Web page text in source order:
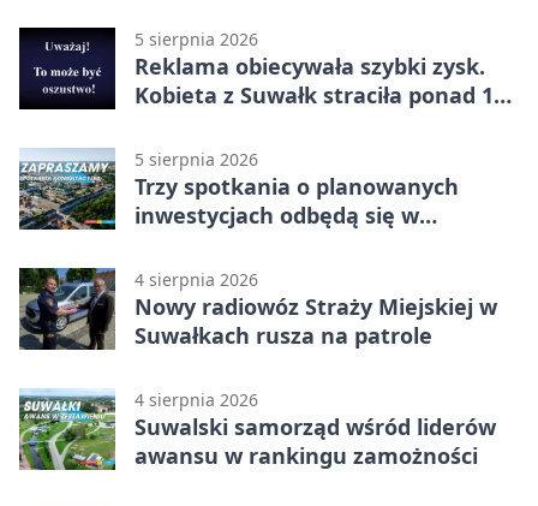
5 sierpnia 2026
Reklama obiecywała szybki zysk.
Kobieta z Suwałk straciła ponad 190
5 sierpnia 2026
Trzy spotkania o planowanych
inwestycjach odbędą się w
4 sierpnia 2026
Nowy radiowóz Straży Miejskiej w
Suwałkach rusza na patrole
4 sierpnia 2026
Suwalski samorząd wśród liderów
awansu w rankingu zamożności